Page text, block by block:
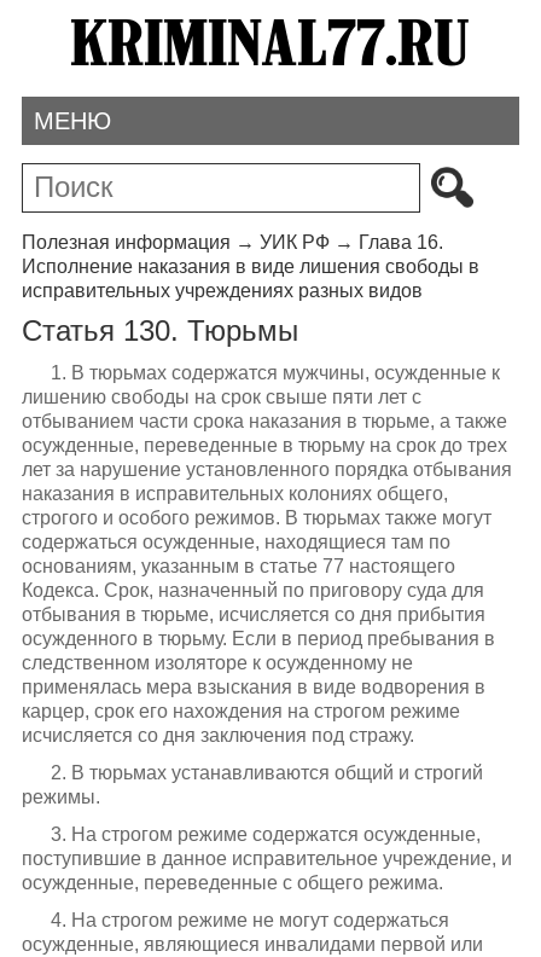
МЕНЮ
Полезная информация → УИК РФ→ Глава 16.
Исполнение наказания в виде лишения свободы в
исправительных учреждениях разных видов
Статья 130. Тюрьмы
1. В тюрьмах содержатся мужчины, осужденные к
лишению свободы на срок свыше пяти лет с
отбыванием части срока наказания в тюрьме, а также
осужденные, переведенные в тюрьму на срок до трех
лет за нарушение установленного порядка отбывания
наказания в исправительных колониях общего,
строгого и особого режимов. В тюрьмах также могут
содержаться осужденные, находящиеся там по
основаниям, указанным в статье 77 настоящего
Кодекса. Срок, назначенный по приговору суда для
отбывания в тюрьме, исчисляется со дня прибытия
осужденного в тюрьму. Если в период пребывания в
следственном изоляторе к осужденному не
применялась мера взыскания в виде водворения в
карцер, срок его нахождения на строгом режиме
исчисляется со дня заключения под стражу.
2. В тюрьмах устанавливаются общий и строгий
режимы.
3. На строгом режиме содержатся осужденные,
поступившие в данное исправительное учреждение, и
осужденные, переведенные с общего режима.
4. На строгом режиме не могут содержаться
осужденные, являющиеся инвалидами первой или